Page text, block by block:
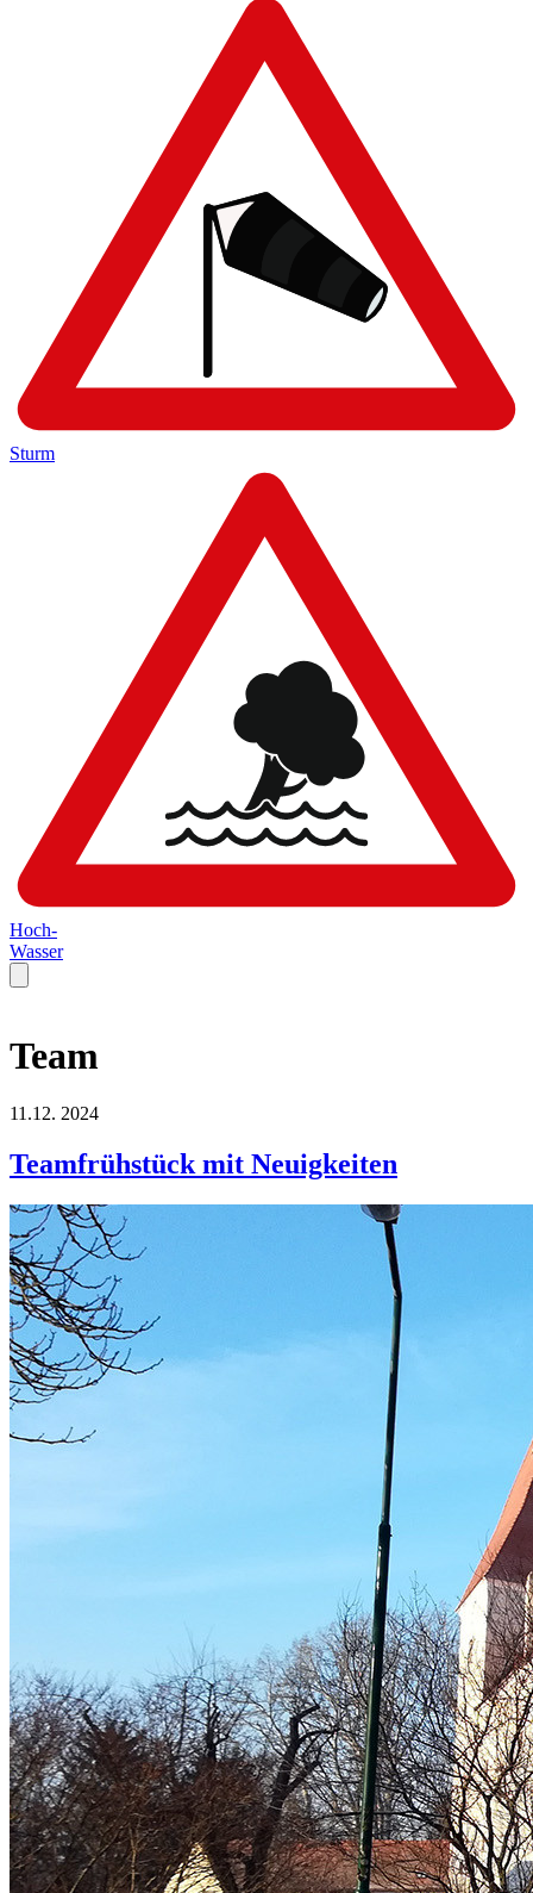
Sturm
Hoch-
Wasser
Team
11.12. 2024
Teamfrühstück mit Neuigkeiten